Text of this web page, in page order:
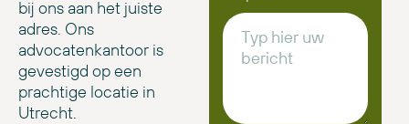
bij ons aan het juiste
adres. Ons
advocatenkantoor is
gevestigd op een
prachtige locatie in
Utrecht.